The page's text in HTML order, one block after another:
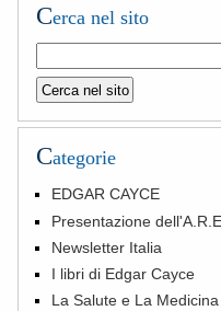
Cerca nel sito
Categorie
EDGAR CAYCE
Presentazione dell'A.R.E.
Newsletter Italia
I libri di Edgar Cayce
La Salute e La